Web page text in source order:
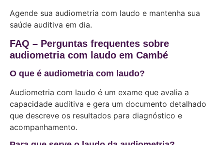
Agende sua audiometria com laudo e mantenha sua
saúde auditiva em dia.
FAQ – Perguntas frequentes sobre
audiometria com laudo em Cambé
O que é audiometria com laudo?
Audiometria com laudo é um exame que avalia a
capacidade auditiva e gera um documento detalhado
que descreve os resultados para diagnóstico e
acompanhamento.